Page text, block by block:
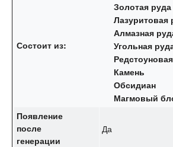
Состоит из:
Золотая руда
Лазуритовая
Алмазная
Угольная
Камень
Обсидиан
Магмовый
Появление
после
генерации
Да